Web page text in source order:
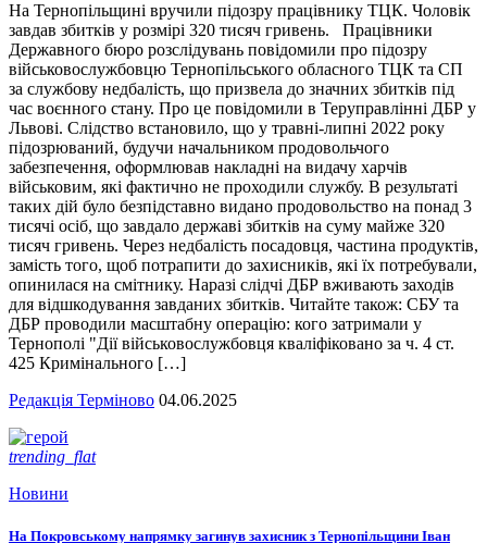
На Тернопільщині вручили підозру працівнику ТЦК. Чоловік
завдав збитків у розмірі 320 тисяч гривень. Працівники
Державного бюро розслідувань повідомили про підозру
військовослужбовцю Тернопільського обласного ТЦК та СП
за службову недбалість, що призвела до значних збитків під
час воєнного стану. Про це повідомили в Теруправлінні ДБР у
Львові. Слідство встановило, що у травні-липні 2022 року
підозрюваний, будучи начальником продовольчого
забезпечення, оформлював накладні на видачу харчів
військовим, які фактично не проходили службу. В результаті
таких дій було безпідставно видано продовольство на понад 3
тисячі осіб, що завдало державі збитків на суму майже 320
тисяч гривень. Через недбалість посадовця, частина продуктів,
замість того, щоб потрапити до захисників, які їх потребували,
опинилася на смітнику. Наразі слідчі ДБР вживають заходів
для відшкодування завданих збитків. Читайте також: СБУ та
ДБР проводили масштабну операцію: кого затримали у
Тернополі "Дії військовослужбовця кваліфіковано за ч. 4 ст.
425 Кримінального […]
Редакція Терміново 04.06.2025
trending_flat
Новини
На Покровському напрямку загинув захисник з Тернопільщини Іван